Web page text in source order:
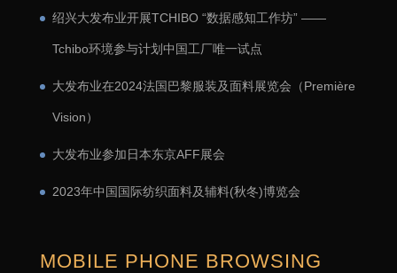
绍兴大发布业开展TCHIBO “数据感知工作坊” ——
Tchibo环境参与计划中国工厂唯一试点
大发布业在2024法国巴黎服装及面料展览会（Première
Vision）
大发布业参加日本东京AFF展会
2023年中国国际纺织面料及辅料(秋冬)博览会
MOBILE PHONE BROWSING